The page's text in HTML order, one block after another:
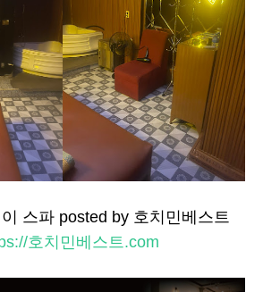
스파 posted by 호치민베스트
호치민베스트.com